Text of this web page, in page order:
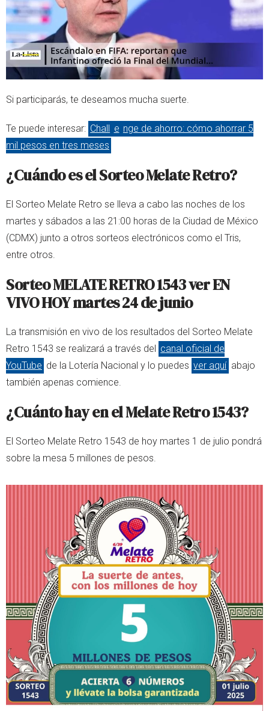
Si participarás, te deseamos mucha suerte.
Te puede interesar: Chall e nge de ahorro: cómo ahorrar 5
mil pesos en tres meses
¿Cuándo es el Sorteo Melate Retro?
El Sorteo Melate Retro se lleva a cabo las noches de los
martes y sábados a las 21:00 horas de la Ciudad de México
(CDMX) junto a otros sorteos electrónicos como el Tris,
entre otros.
Sorteo MELATE RETRO 1543 ver EN
VIVO HOY martes 24 de junio
La transmisión en vivo de los resultados del Sorteo Melate
Retro 1543 se realizará a través del
canal oficial de
YouTube de la Lotería Nacional y lo puedes ver aquí abajo
también apenas comience.
¿Cuánto hay en el Melate Retro 1543?
El Sorteo Melate Retro 1543 de hoy martes 1 de julio pondrá
sobre la mesa 5 millones de pesos.